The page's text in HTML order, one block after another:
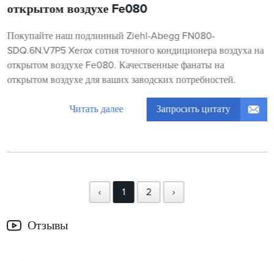
открытом воздухе Fe080
Покупайте наш подлинный Ziehl-Abegg FN080-
SDQ.6N.V7P5 Xerox сотня точного кондиционера воздуха на
открытом воздухе Fe080. Качественные фанаты на
открытом воздухе для ваших заводских потребностей.
Читать далее Запросить цитату
‹ 1 2 ›
Отзывы